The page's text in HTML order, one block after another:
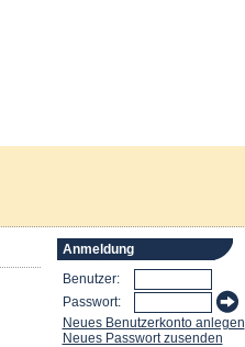
Anmeldung
Benutzer:
Passwort:
Neues Benutzerkonto anlegen
Neues Passwort zusenden